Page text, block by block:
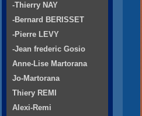
-Thierry NAY
-Bernard BERISSET
-Pierre LEVY
-Jean frederic Gosio
Anne-Lise Martorana
Jo-Martorana
Thiery REMI
Alexi-Remi